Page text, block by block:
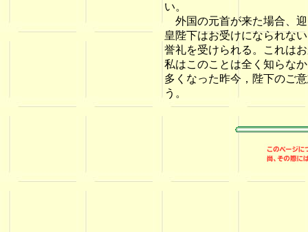
い。
外国の元首が来た場合、
皇陛下はお受けになられな
誉礼を受けられる。これは
私はこのことは全く知らな
多くなった昨今，陛下のご
う。